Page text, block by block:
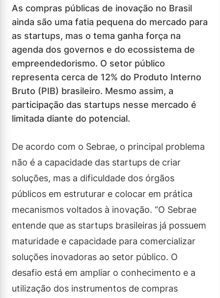
As compras públicas de inovação no Brasil
ainda são uma fatia pequena do mercado para
as startups, mas o tema ganha força na
agenda dos governos e do ecossistema de
empreendedorismo. O setor público
representa cerca de 12% do Produto Interno
Bruto (PIB) brasileiro. Mesmo assim, a
participação das startups nesse mercado é
limitada diante do potencial.
De acordo com o Sebrae, o principal problema
não é a capacidade das startups de criar
soluções, mas a dificuldade dos órgãos
públicos em estruturar e colocar em prática
mecanismos voltados à inovação. “O Sebrae
entende que as startups brasileiras já possuem
maturidade e capacidade para comercializar
soluções inovadoras ao setor público. O
desafio está em ampliar o conhecimento e a
utilização dos instrumentos de compras